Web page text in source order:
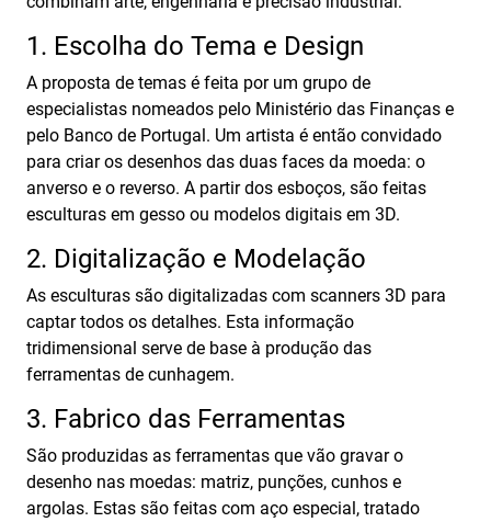
1. Escolha do Tema e Design
A proposta de temas é feita por um grupo de
especialistas nomeados pelo Ministério das Finanças e
pelo Banco de Portugal. Um artista é então convidado
para criar os desenhos das duas faces da moeda: o
anverso e o reverso. A partir dos esboços, são feitas
esculturas em gesso ou modelos digitais em 3D.
2. Digitalização e Modelação
As esculturas são digitalizadas com scanners 3D para
captar todos os detalhes. Esta informação
tridimensional serve de base à produção das
ferramentas de cunhagem.
3. Fabrico das Ferramentas
São produzidas as ferramentas que vão gravar o
desenho nas moedas: matriz, punções, cunhos e
argolas. Estas são feitas com aço especial, tratado